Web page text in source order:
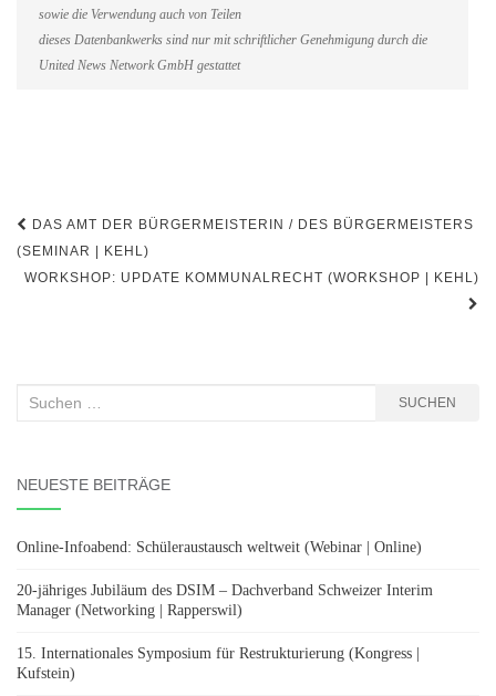
sowie die Verwendung auch von Teilen
dieses Datenbankwerks sind nur mit schriftlicher Genehmigung durch die
United News Network GmbH gestattet
Beitragsnavigation
DAS AMT DER BÜRGERMEISTERIN / DES BÜRGERMEISTERS
(SEMINAR | KEHL)
WORKSHOP: UPDATE KOMMUNALRECHT (WORKSHOP | KEHL)
Suchen
SUCHEN
NEUESTE BEITRÄGE
Online-Infoabend: Schüleraustausch weltweit (Webinar | Online)
20-jähriges Jubiläum des DSIM – Dachverband Schweizer Interim
Manager (Networking | Rapperswil)
15. Internationales Symposium für Restrukturierung (Kongress |
Kufstein)